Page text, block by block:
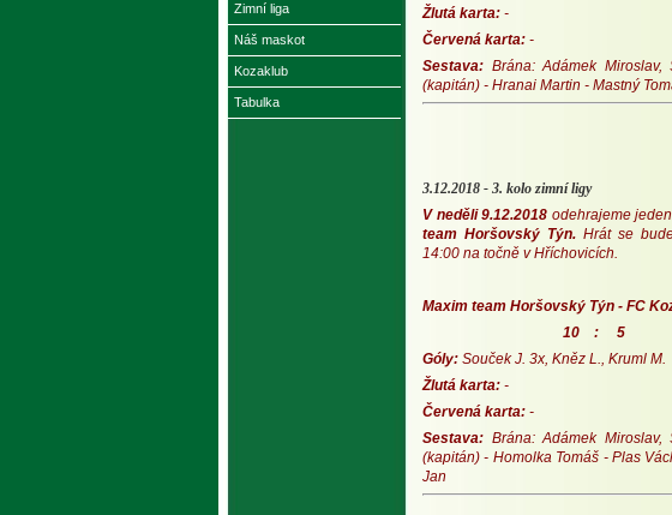
Žlutá karta: -
Červená karta: -
Sestava: Brána: Adámek
(kapitán) - Hranai Martin - Mastný
3.12.2018 - 3. kolo zimní ligy
V neděli 9.12.2018 odehrajeme
team Horšovský Týn. Hrát se
14:00 na točně v Hříchovicích.
Maxim team Horšovský Týn - FC
10 : 5
Góly: Souček J. 3x, Kněz L., Kruml M.
Žlutá karta: -
Červená karta: -
Sestava: Brána: Adámek
(kapitán) - Homolka Tomáš - Plas
Jan
Zimní liga
Náš maskot
Kozaklub
Tabulka